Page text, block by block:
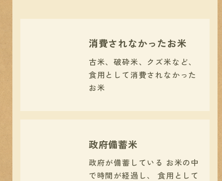
消費されなかったお米
古米、破砕米、クズ米など、
食用として 消費されなかった
お米
政府備蓄米
政府が備蓄している お米の中
で時間が経過し、
食用として